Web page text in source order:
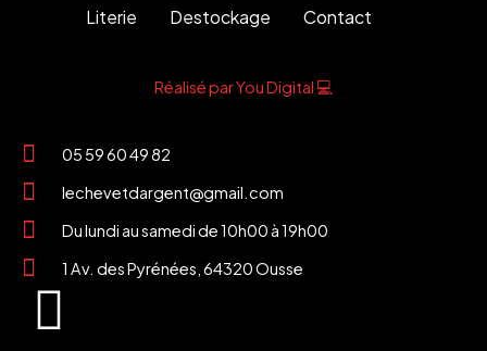
Literie Destockage Contact
Réalisé par You Digital 💻
05 59 60 49 82
lechevetdargent@gmail.com
Du lundi au samedi de 10h00 à 19h00
1 Av. des Pyrénées, 64320 Ousse